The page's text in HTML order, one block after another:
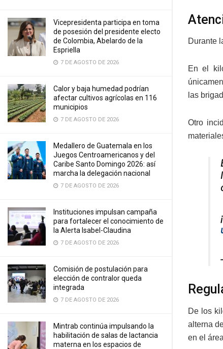
Vicepresidenta participa en toma
de posesión del presidente electo
de Colombia, Abelardo de la
Espriella
7 DE AGOSTO DE 2026
Calor y baja humedad podrían
afectar cultivos agrícolas en 116
municipios
7 DE AGOSTO DE 2026
Medallero de Guatemala en los
Juegos Centroamericanos y del
Caribe Santo Domingo 2026: así
marcha la delegación nacional
7 DE AGOSTO DE 2026
Instituciones impulsan campaña
para fortalecer el conocimiento de
la Alerta Isabel-Claudina
7 DE AGOSTO DE 2026
Comisión de postulación para
elección de contralor queda
integrada
7 DE AGOSTO DE 2026
Mintrab continúa impulsando la
habilitación de salas de lactancia
materna en los espacios de
Durante
En el
las
Otro
De los
alterna
en el